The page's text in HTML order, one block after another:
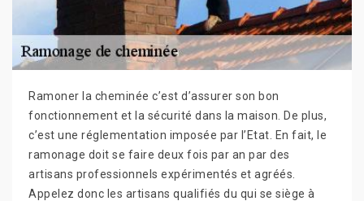
Ramoner la cheminée c’est d’assurer son bon
fonctionnement et la sécurité dans la maison. De plus,
c’est une réglementation imposée par l’Etat. En fait, le
ramonage doit se faire deux fois par an par des
artisans professionnels expérimentés et agréés.
Appelez donc les artisans qualifiés du qui se siège à